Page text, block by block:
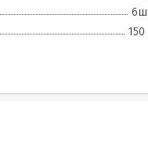
150